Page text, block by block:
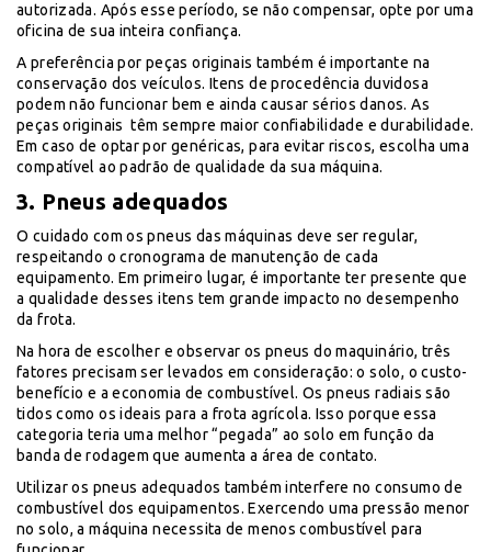
autorizada. Após esse período, se não compensar, opte por uma
oficina de sua inteira confiança.
A preferência por peças originais também é importante na
conservação dos veículos. Itens de procedência duvidosa
podem não funcionar bem e ainda causar sérios danos. As
peças originais têm sempre maior confiabilidade e durabilidade.
Em caso de optar por genéricas, para evitar riscos, escolha uma
compatível ao padrão de qualidade da sua máquina.
3. Pneus adequados
O cuidado com os pneus das máquinas deve ser regular,
respeitando o cronograma de manutenção de cada
equipamento. Em primeiro lugar, é importante ter presente que
a qualidade desses itens tem grande impacto no desempenho
da frota.
Na hora de escolher e observar os pneus do maquinário, três
fatores precisam ser levados em consideração: o solo, o custo-
benefício e a economia de combustível. Os pneus radiais são
tidos como os ideais para a frota agrícola. Isso porque essa
categoria teria uma melhor “pegada” ao solo em função da
banda de rodagem que aumenta a área de contato.
Utilizar os pneus adequados também interfere no consumo de
combustível dos equipamentos. Exercendo uma pressão menor
no solo, a máquina necessita de menos combustível para